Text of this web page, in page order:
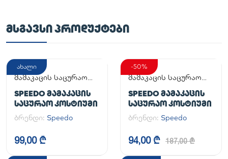
ᲛᲡᲒᲐᲕᲡᲘ ᲞᲠᲝᲓᲣᲥᲢᲔᲑᲘ
ახალი
მამაკაცის საცურაო
SPEEDO ᲛᲐᲛᲐᲙᲐᲪᲘᲡ
ᲡᲐᲪᲣᲠᲐᲝ ᲙᲝᲡᲢᲘᲣᲛᲘ
ბრენდი: Speedo
99,00 ₾
-50%
მამაკაცის საცურაო
SPEEDO ᲛᲐᲛᲐᲙᲐᲪᲘᲡ
ᲡᲐᲪᲣᲠᲐᲝ ᲙᲝᲡᲢᲘᲣᲛᲘ
ბრენდი: Speedo
94,00 ₾ 187,00 ₾